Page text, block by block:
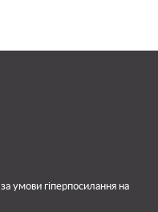
за умови гіперпосилання на